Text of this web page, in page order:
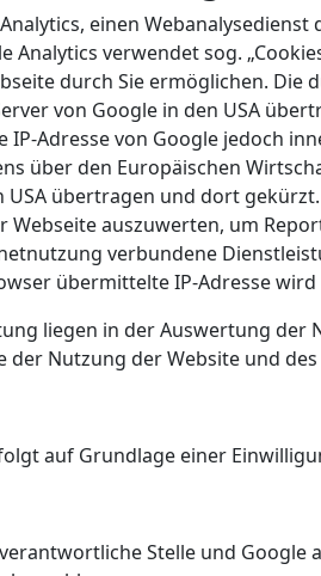
einen Webanalysedienst
Analytics verwendet sog.
durch Sie ermöglichen.
von Google in den USA
IP-Adresse von Google jedoch
über den Europäischen
USA übertragen und dort
Webseite auszuwerten, um
verbundene
übermittelte IP-Adresse
liegen in der Auswertung
der Nutzung der Website und
auf Grundlage einer
Stelle und